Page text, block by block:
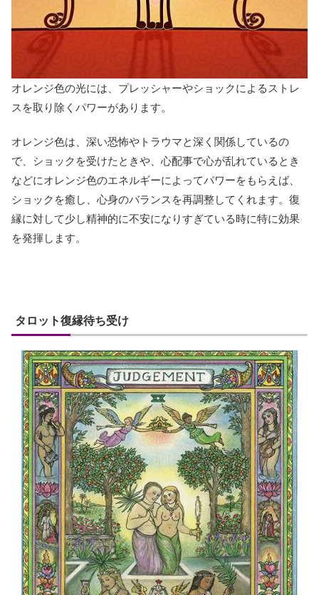
オレンジ色の光には、プレッシャーやショックによるストレ
スを取り除くパワーがあります。
オレンジ色は、深い恐怖やトラウマと深く関係しているの
で、ショックを受けたときや、心配事で心が乱れているとき
などにオレンジ色のエネルギーによってパワーをもらえば、
ショックを癒し、心身のバランスを再調整してくれます。復
縁に対して少し精神的に不安になりすぎている時に特に効果
を発揮します。
タロット復縁待ち受け